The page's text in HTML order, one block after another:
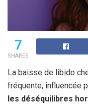
7
SHARES
La baisse de libido
fréquente, influencée
les déséquilibres